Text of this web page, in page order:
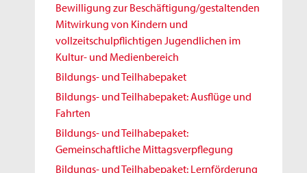
Bewilligung zur Beschäftigung/gestaltenden
Mitwirkung von Kindern und
vollzeitschulpflichtigen Jugendlichen im
Kultur- und Medienbereich
Bildungs- und Teilhabepaket
Bildungs- und Teilhabepaket: Ausflüge und
Fahrten
Bildungs- und Teilhabepaket:
Gemeinschaftliche Mittagsverpflegung
Bildungs- und Teilhabepaket: Lernförderung